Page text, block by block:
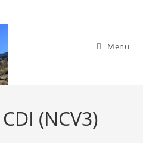
Menu
(NCV3)